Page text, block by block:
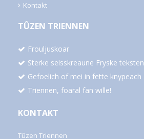
Kontakt
TÛZEN TRIENNEN
Frouljuskoar
Sterke selsskreaune Fryske teksten
Gefoelich of mei in fette knypeach
Triennen, foaral fan wille!
KONTAKT
Tûzen Triennen